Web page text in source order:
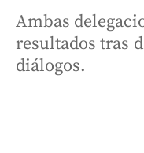
Ambas
resultados tras
diálogos.